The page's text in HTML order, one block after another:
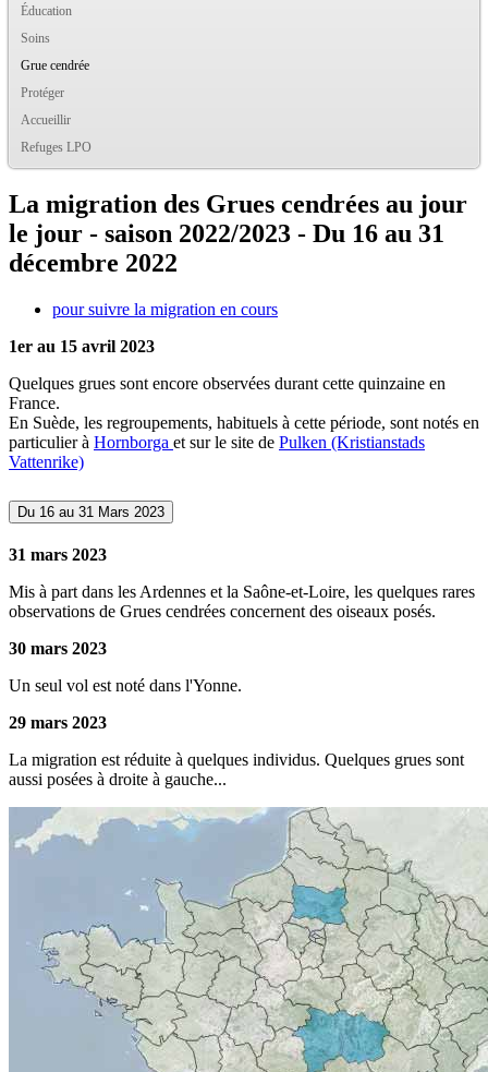
Éducation
Soins
Grue cendrée
Protéger
Accueillir
Refuges LPO
La migration des Grues cendrées au jour
le jour - saison 2022/2023 - Du 16 au 31
décembre 2022
pour suivre la migration en cours
1er au 15 avril 2023
Quelques grues sont encore observées durant cette quinzaine en
France.
En Suède, les regroupements, habituels à cette période, sont notés en
particulier à Hornborga et sur le site de Pulken (Kristianstads
Vattenrike)
Du 16 au 31 Mars 2023
31 mars 2023
Mis à part dans les Ardennes et la Saône-et-Loire, les quelques rares
observations de Grues cendrées concernent des oiseaux posés.
30 mars 2023
Un seul vol est noté dans l'Yonne.
29 mars 2023
La migration est réduite à quelques individus. Quelques grues sont
aussi posées à droite à gauche...